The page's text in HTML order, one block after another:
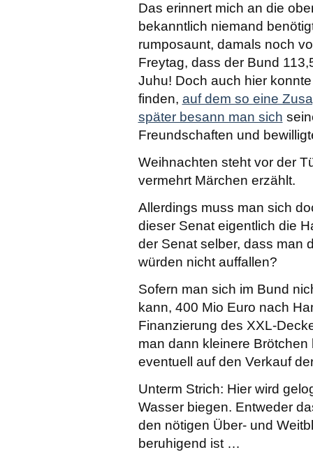
Das erinnert mich an die
bekanntlich niemand
rumposaunt, damals noch
Freytag, dass der Bund
Juhu! Doch auch hier
finden, auf dem so eine
später besann man sich
Freundschaften und
Weihnachten steht vor der
vermehrt Märchen erzählt.
Allerdings muss man sich
dieser Senat eigentlich die
der Senat selber, dass man
würden nicht auffallen?
Sofern man sich im Bund
kann, 400 Mio Euro nach
Finanzierung des XXL-
man dann kleinere
eventuell auf den Verkauf
Unterm Strich: Hier wird
Wasser biegen. Entweder
den nötigen Über- und
beruhigend ist …